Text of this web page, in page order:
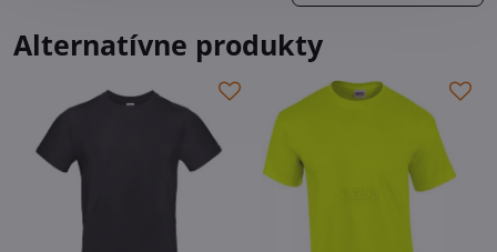
Alternatívne produkty